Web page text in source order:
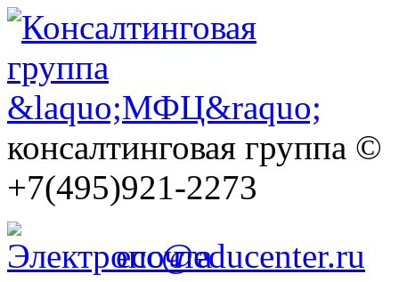
консалтинговая группа ©
+7(495)921-2273
ecc@educenter.ru